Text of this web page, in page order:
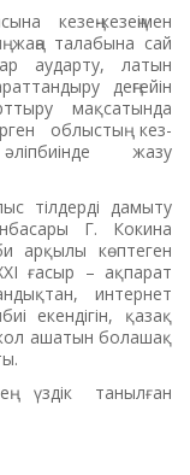
кезең-кезеңімен
жаңа талабына сай
аударту, латын
деңгейін
мақсатында
облыстың кез-
жазу
тілдерді дамыту
Г. Кокина
арқылы көптеген
ХХІ ғасыр – ақпарат
интернет
екендігін, қазақ
ашатын болашақ
үздік танылған